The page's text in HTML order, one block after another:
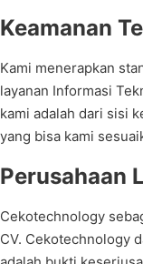
Keamanan
Kami menerapkan
layanan Informasi
kami adalah dari sisi
yang bisa kami
Perusahaan
Cekotechnology
CV. Cekotechnology